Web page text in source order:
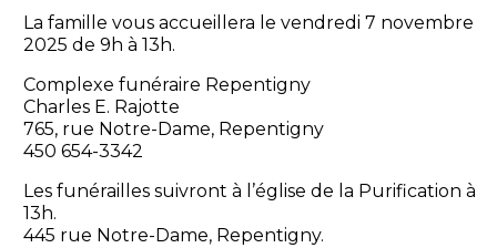
La famille vous accueillera le vendredi 7 novembre
2025 de 9h à 13h.
Complexe funéraire Repentigny
Charles E. Rajotte
765, rue Notre-Dame, Repentigny
450 654-3342
Les funérailles suivront à l’église de la Purification à
13h.
445 rue Notre-Dame, Repentigny.